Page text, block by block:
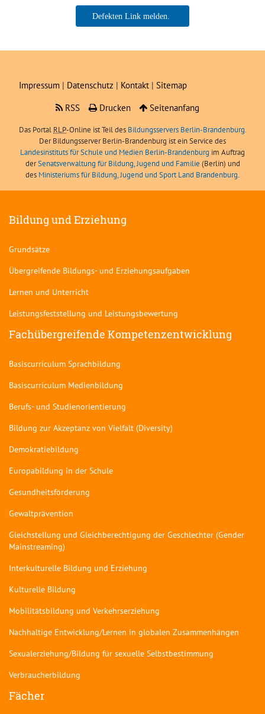
Boris Angerer, LIBRA
Impressum | Datenschutz | Kontakt | Sitemap
RSS
Drucken Seitenanfang
Das Portal RLP-Online ist Teil des Bildungsservers Berlin-Brandenburg.
Der Bildungsserver Berlin-Brandenburg ist ein Service des
Landesinstituts für Schule und Medien Berlin-Brandenburg im Auftrag
derSenatsverwaltung für Bildung, Jugend und Familie (Berlin) und
des Ministeriums für Bildung, Jugend und Sport Land Brandenburg.
Bildung und Erziehung
Grundsätze
Übergreifende Bildungs- und Erziehungsaufgaben
Lernen und Unterricht
Leistungsfeststellung und Leistungsbewertung
Fachübergreifende Kompetenzentwicklung
Basiscurriculum Sprachbildung
Basiscurriculum Medienbildung
Berufs- und Studienorientierung
Bildung zur Akzeptanz von Vielfalt (Diversity)
Demokratiebildung
Europabildung in der Schule
Gesundheitsförderung
Gewaltprävention
Gleichstellung und Gleichberechtigung der Geschlechter (Gender
Mainstreaming)
Interkulturelle Bildung und Erziehung
Kulturelle Bildung
Mobilitätsbildung und Verkehrserziehung
Nachhaltige Entwicklung/Lernen in globalen Zusammenhängen
Sexualerziehung/Bildung für sexuelle Selbstbestimmung
Verbraucherbildung
Fächer